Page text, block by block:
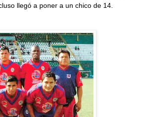
llegó a poner a un chico de 14.